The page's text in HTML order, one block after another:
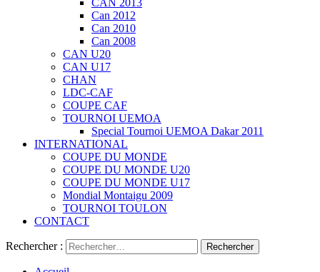
CAN 2013
Can 2012
Can 2010
Can 2008
CAN U20
CAN U17
CHAN
LDC-CAF
COUPE CAF
TOURNOI UEMOA
Special Tournoi UEMOA Dakar 2011
INTERNATIONAL
COUPE DU MONDE
COUPE DU MONDE U20
COUPE DU MONDE U17
Mondial Montaigu 2009
TOURNOI TOULON
CONTACT
Rechercher :